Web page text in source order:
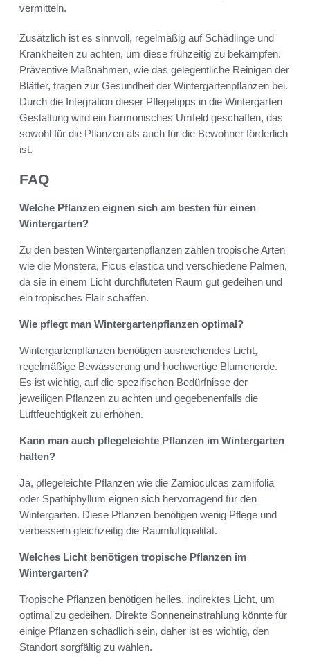
vermitteln.
Zusätzlich ist es sinnvoll, regelmäßig auf Schädlinge und
Krankheiten zu achten, um diese frühzeitig zu bekämpfen.
Präventive Maßnahmen, wie das gelegentliche Reinigen der
Blätter, tragen zur Gesundheit der Wintergartenpflanzen bei.
Durch die Integration dieser Pflegetipps in die Wintergarten
Gestaltung wird ein harmonisches Umfeld geschaffen, das
sowohl für die Pflanzen als auch für die Bewohner förderlich
ist.
FAQ
Welche Pflanzen eignen sich am besten für einen
Wintergarten?
Zu den besten Wintergartenpflanzen zählen tropische Arten
wie die Monstera, Ficus elastica und verschiedene Palmen,
da sie in einem Licht durchfluteten Raum gut gedeihen und
ein tropisches Flair schaffen.
Wie pflegt man Wintergartenpflanzen optimal?
Wintergartenpflanzen benötigen ausreichendes Licht,
regelmäßige Bewässerung und hochwertige Blumenerde.
Es ist wichtig, auf die spezifischen Bedürfnisse der
jeweiligen Pflanzen zu achten und gegebenenfalls die
Luftfeuchtigkeit zu erhöhen.
Kann man auch pflegeleichte Pflanzen im Wintergarten
halten?
Ja, pflegeleichte Pflanzen wie die Zamioculcas zamiifolia
oder Spathiphyllum eignen sich hervorragend für den
Wintergarten. Diese Pflanzen benötigen wenig Pflege und
verbessern gleichzeitig die Raumluftqualität.
Welches Licht benötigen tropische Pflanzen im
Wintergarten?
Tropische Pflanzen benötigen helles, indirektes Licht, um
optimal zu gedeihen. Direkte Sonneneinstrahlung könnte für
einige Pflanzen schädlich sein, daher ist es wichtig, den
Standort sorgfältig zu wählen.